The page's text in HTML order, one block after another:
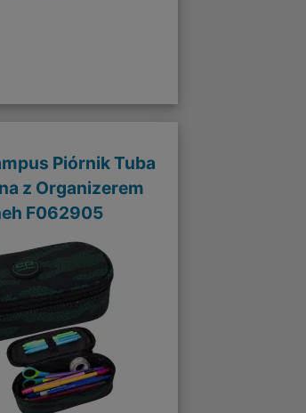
Piórnik Tuba
z Organizerem
F062905